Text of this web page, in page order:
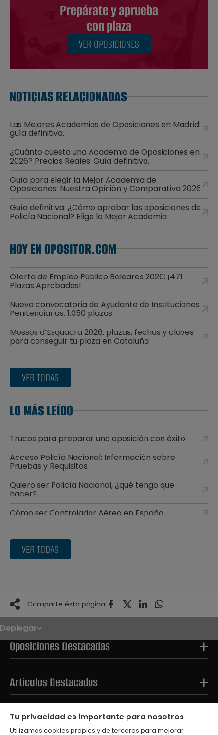
Prepárate y aprueba
con plaza
VER OPOSICIONES
NOTICIAS RELACIONADAS
Las Mejores Academias de Oposiciones en Madrid:
guía definitiva.
¿Cuánto cuesta una Academia de Oposiciones en
2026? Precios Reales: Guía definitiva.
Guía para elegir la Mejor Academia de
Oposiciones: Nuestra Opinión y Comparativa 2026
Guía definitiva: ¿Cómo aprobar las oposiciones de
Policía Nacional? Elige la Mejor Academia
HOY EN OPOSITOR.COM
Oferta de Empleo Público Baleares 2026: ¡471
Plazas Aprobadas!
Nueva convocatoria de Ayudante de Instituciones
Penitenciarias: 1.050 plazas
Mossos d’Esquadra 2026: plazas, fechas y claves
para conseguir tu plaza en Cataluña
VER TODAS
LO MÁS LEÍDO
Trucos para preparar una oposición con éxito
Acceso Policía Nacional: Información sobre
Pruebas y Requisitos
Quiero ser Policía Nacional, ¿qué tengo que
hacer?
Cómo ser Controlador Aéreo en España
VER TODAS
Comparte ésta página:
Deplegar
Noticias
Oposiciones
Convocatorias
Paso paso
OPE 2026
Oposiciones Destacadas
Artículos Destacados
Tests Destacados
Tu privacidad es importante para nosotros
Utilizamos cookies propias y de terceros para mejorar